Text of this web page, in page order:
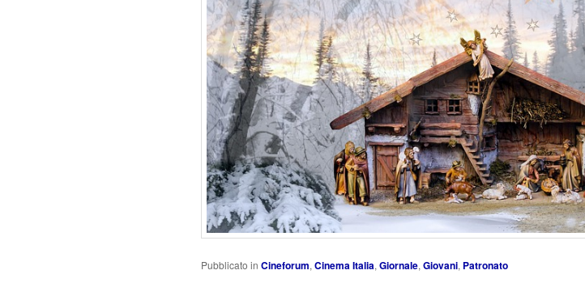
Pubblicato in Cineforum, Cinema Italia, Giornale, Giovani, Patronato